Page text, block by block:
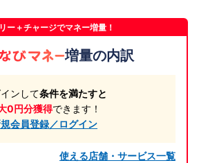
ー＋チャージでマネー増量！
増量の内訳
ンして条件を満たすと
0円分獲得できます！
会員登録／ログイン
使える店舗・サービス一覧